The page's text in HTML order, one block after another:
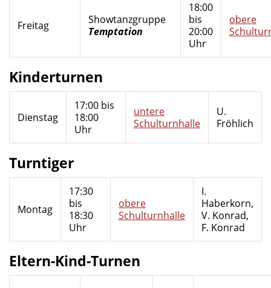
Freitag
Showtanzgruppe
Temptation
18:00
bis
20:00
Uhr
obere
Kinderturnen
Dienstag
17:00 bis
18:00
Uhr
untere
Schulturnhalle
U.
Fröhlich
Turntiger
Montag
17:30
bis
18:30
Uhr
obere
Schulturnhalle
I.
Haberkorn,
V. Konrad,
F. Konrad
Eltern-Kind-Turnen